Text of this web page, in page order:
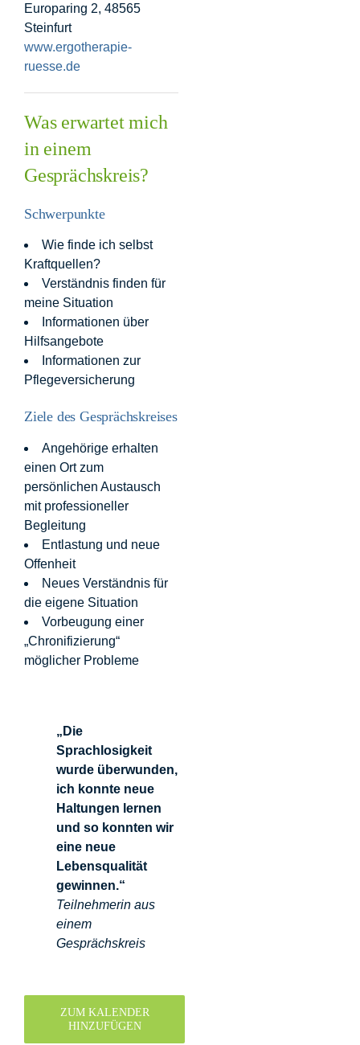
Europaring 2, 48565
Steinfurt
www.ergotherapie-
ruesse.de
Was erwartet mich
in einem
Gesprächskreis?
Schwerpunkte
Wie finde ich selbst
Kraftquellen?
Verständnis finden für
meine Situation
Informationen über
Hilfsangebote
Informationen zur
Pflegeversicherung
Ziele des Gesprächskreises
Angehörige erhalten
einen Ort zum
persönlichen Austausch
mit professioneller
Begleitung
Entlastung und neue
Offenheit
Neues Verständnis für
die eigene Situation
Vorbeugung einer
„Chronifizierung“
möglicher Probleme
„Die
Sprachlosigkeit
wurde überwunden,
ich konnte neue
Haltungen lernen
und so konnten wir
eine neue
Lebensqualität
gewinnen.“
Teilnehmerin aus
einem
Gesprächskreis
ZUM KALENDER
HINZUFÜGEN